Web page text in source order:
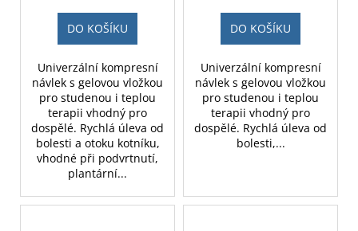
DO KOŠÍKU
Univerzální kompresní
návlek s gelovou vložkou
pro studenou i teplou
terapii vhodný pro
dospělé. Rychlá úleva od
bolesti a otoku kotníku,
vhodné při podvrtnutí,
plantární...
DO KOŠÍKU
Univerzální kompresní
návlek s gelovou vložkou
pro studenou i teplou
terapii vhodný pro
dospělé. Rychlá úleva od
bolesti,...